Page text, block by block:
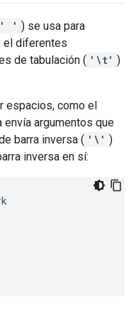
' ' ) se usa para
el diferentes
de tabulación ( '\t' )
espacios, como el
envía argumentos que
barra inversa ( '\' )
inversa en sí: